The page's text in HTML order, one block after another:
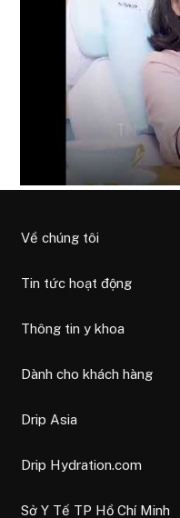
Về chúng tôi
Tin tức hoạt động
Thông tin y khoa
Dành cho khách hàng
Drip Asia
Drip Hydration.com
Sở Y Tế TP Hồ Chí Minh